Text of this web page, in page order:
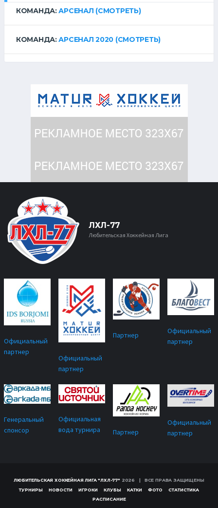
КОМАНДА:АРСЕНАЛ (СМОТРЕТЬ)
КОМАНДА:АРСЕНАЛ 2020 (СМОТРЕТЬ)
ЛХЛ-77
Любительская Хоккейная Лига
Официальный
партнер
Официальный
партнер
Партнер
Официальный
партнер
Генеральный
спонсор
Официальная
вода турнира
Партнер
Официальный
партнер
ЛЮБИТЕЛЬСКАЯ ХОККЕЙНАЯ ЛИГА "ЛХЛ-77"2026 | ВСЕ ПРАВА ЗАЩИЩЕНЫ
ТУРНИРЫ
НОВОСТИ ИГРОКИ КЛУБЫ КАТКИ ФОТО
СТАТИСТИКА
РАСПИСАНИЕ